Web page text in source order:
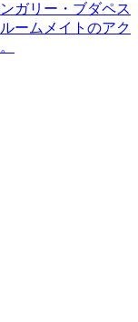
ガリー・ブダペス
ームメイトのアク